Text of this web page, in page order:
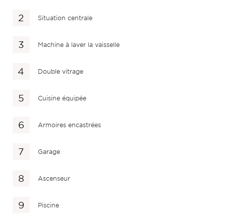
Situation centrale
Machine à laver la vaisselle
Double vitrage
Cuisine équipée
Armoires encastrées
Garage
Ascenseur
Piscine